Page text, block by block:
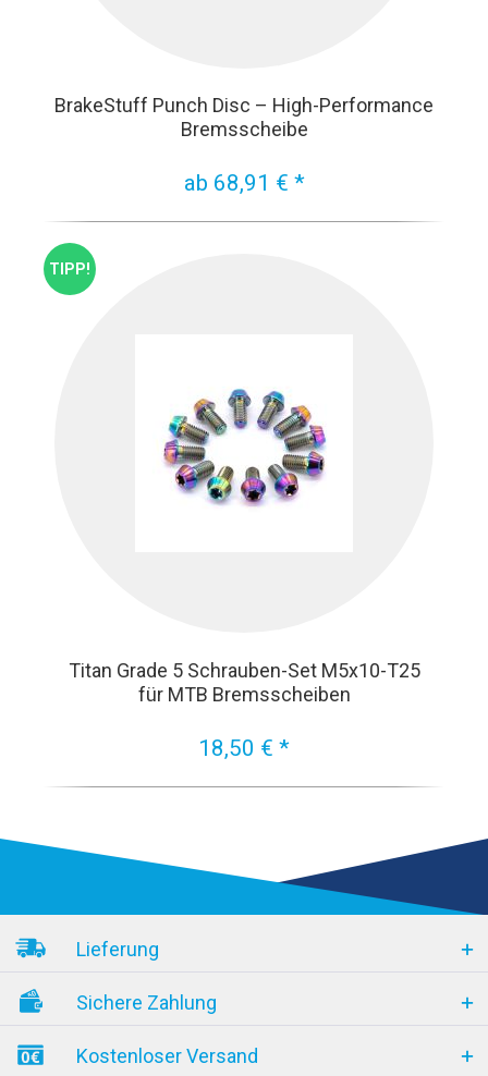
BrakeStuff Punch Disc – High-Performance
Bremsscheibe
ab 68,91 € *
TIPP!
Titan Grade 5 Schrauben-Set M5x10-T25
für MTB Bremsscheiben
18,50 € *
Lieferung
Sichere Zahlung
Kostenloser Versand